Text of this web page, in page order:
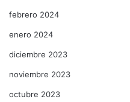
febrero 2024
enero 2024
diciembre 2023
noviembre 2023
octubre 2023